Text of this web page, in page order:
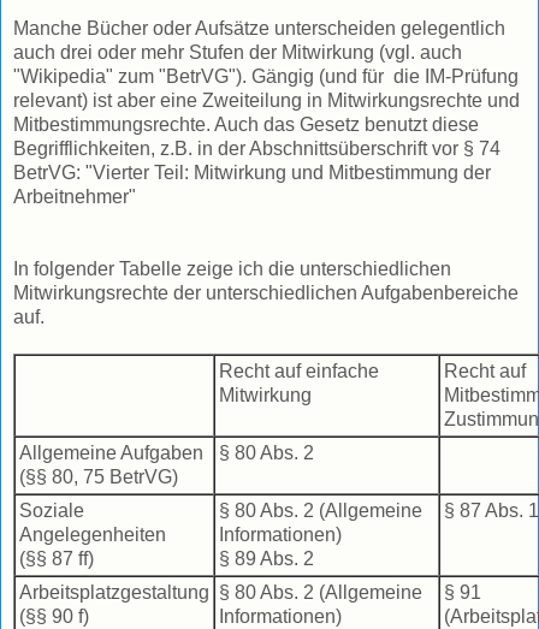
Manche Bücher oder Aufsätze unterscheiden gelegentlich
auch drei oder mehr Stufen der Mitwirkung (vgl. auch
"Wikipedia" zum "BetrVG"). Gängig (und für die IM-Prüfung
relevant) ist aber eine Zweiteilung in Mitwirkungsrechte und
Mitbestimmungsrechte. Auch das Gesetz benutzt diese
Begrifflichkeiten, z.B. in der Abschnittsüberschrift vor § 74
BetrVG: "Vierter Teil: Mitwirkung und Mitbestimmung der
Arbeitnehmer"
In folgender Tabelle zeige ich die unterschiedlichen
Mitwirkungsrechte der unterschiedlichen Aufgabenbereiche
auf.
Recht auf einfache
Mitwirkung
Recht auf
Allgemeine Aufgaben
(§§ 80, 75 BetrVG)
§ 80 Abs. 2
Soziale
Angelegenheiten
(§§ 87 ff)
§ 80 Abs. 2 (Allgemeine
Informationen)
§ 89 Abs. 2
§ 87 Abs.
Arbeitsplatzgestaltung
(§§ 90 f)
§ 80 Abs. 2 (Allgemeine
Informationen)
§ 91